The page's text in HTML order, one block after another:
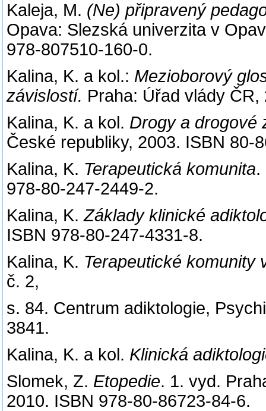
Kaleja, M. (Ne) připravený
Opava: Slezská univerzita v
978-807510-160-0.
Kalina, K. a kol.: Mezioborový
závislostí. Praha: Úřad vlády
Kalina, K. a kol. Drogy a drogové
České republiky, 2003. ISBN 80-
Kalina, K. Terapeutická komunita.
978-80-247-2449-2.
Kalina, K.Základy klinické
ISBN 978-80-247-4331-8.
Kalina, K. Terapeutické komunity
č. 2,
s. 84. Centrum adiktologie,
3841.
Kalina, K. a kol. Klinická
Slomek, Z. Etopedie. 1. vyd.
2010. ISBN 978-80-86723-84-6.